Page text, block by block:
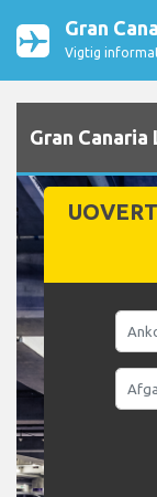
Gran
Vigtig
Gran